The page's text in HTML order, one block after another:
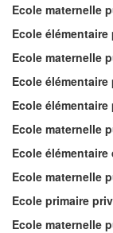
Ecole maternelle
Ecole
Ecole maternelle
Ecole
Ecole
Ecole maternelle
Ecole
Ecole maternelle
Ecole primaire
Ecole maternelle